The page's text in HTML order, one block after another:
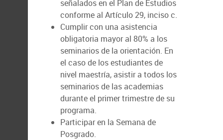
señalados en el Plan de Estudios
conforme al Artículo 29, inciso c.
Cumplir con una asistencia
obligatoria mayor al 80% a los
seminarios de la orientación. En
el caso de los estudiantes de
nivel maestría, asistir a todos los
seminarios de las academias
durante el primer trimestre de su
programa.
Participar en la Semana de
Posgrado.